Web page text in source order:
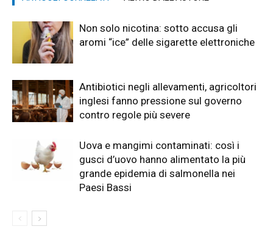
Non solo nicotina: sotto accusa gli
aromi “ice” delle sigarette elettroniche
Antibiotici negli allevamenti, agricoltori
inglesi fanno pressione sul governo
contro regole più severe
Uova e mangimi contaminati: così i
gusci d’uovo hanno alimentato la più
grande epidemia di salmonella nei
Paesi Bassi